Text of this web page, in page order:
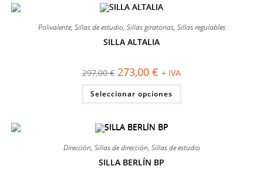
Polivalente, Sillas de estudio, Sillas giratorias, Sillas regulables
SILLA ALTALIA
297,00€ El
precio
original
era:
297,00 €.
273,00 € El
precio
actual
es:
273,00 €.
+ IVA
Seleccionar opciones
Este
tiene
se
pueden
Dirección, Sillas de dirección, Sillas de estudio
SILLA BERLÍN BP